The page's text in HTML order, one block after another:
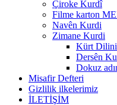
Çiroke Kurdî
Filme karton
Navên Kurdi
Zimane Kurdi
Kürt Dilini
Dersên
Dokuz
Misafir Defteri
Gizlilik ilkelerimiz
İLETİŞİM